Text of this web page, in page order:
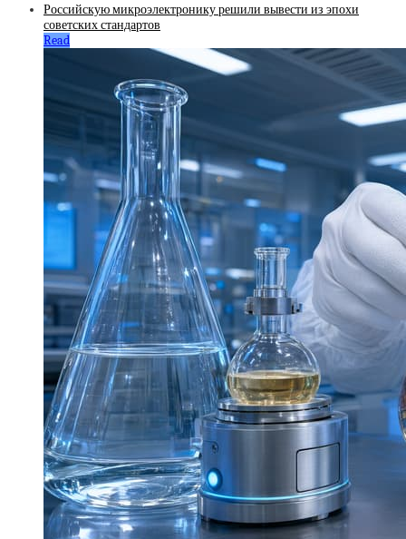
Российскую микроэлектронику решили вывести из эпохи
советских стандартов
Read